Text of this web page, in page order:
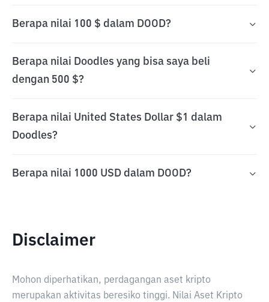
Berapa nilai 100 $ dalam DOOD?
Berapa nilai Doodles yang bisa saya beli
dengan 500 $?
Berapa nilai United States Dollar $1 dalam
Doodles?
Berapa nilai 1000 USD dalam DOOD?
Disclaimer
Mohon diperhatikan, perdagangan aset kripto
merupakan aktivitas beresiko tinggi. Nilai Aset Kripto